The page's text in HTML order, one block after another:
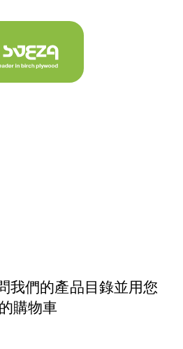
我們的產品目錄並用您
購物車